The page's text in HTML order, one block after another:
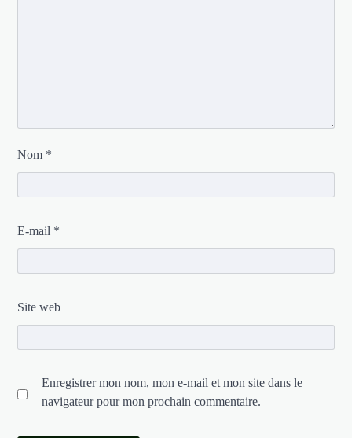
Nom *
E-mail *
Site web
Enregistrer mon nom, mon e-mail et mon site dans le
navigateur pour mon prochain commentaire.